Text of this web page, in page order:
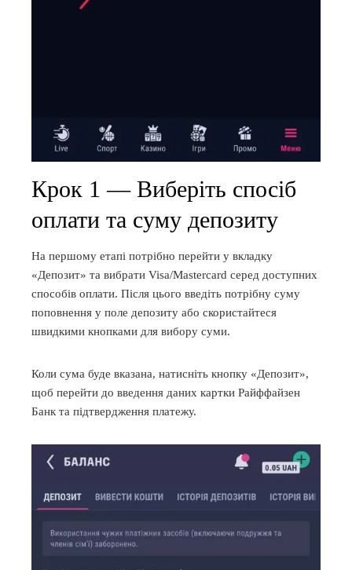
Крок 1 — Виберіть спосіб
оплати та суму депозиту
На першому етапі потрібно перейти у вкладку
«Депозит» та вибрати Visa/Mastercard серед доступних
способів оплати. Після цього введіть потрібну суму
поповнення у поле депозиту або скористайтеся
швидкими кнопками для вибору суми.
Коли сума буде вказана, натисніть кнопку «Депозит»,
щоб перейти до введення даних картки Райффайзен
Банк та підтвердження платежу.